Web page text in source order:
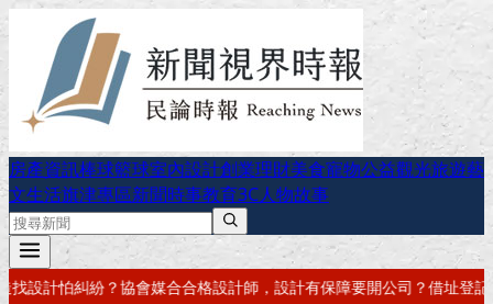
房產資訊棒球籃球室內設計創業理財美食寵物公益觀光旅遊藝
文生活旗津專區新聞時事教育3C人物故事
計有保障要開公司？借址登記・公司設立・工商登記一次辦好記帳報